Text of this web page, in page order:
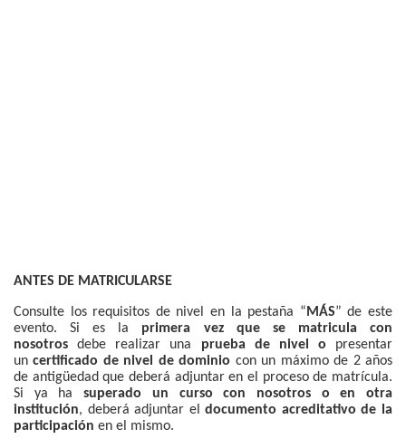
ANTES DE MATRICULARSE
Consulte los requisitos de nivel en la pestaña “ MÁS” de este
evento. Si es la primera vez que se matricula con
nosotros debe realizar una prueba de nivel o presentar
uncertificado de nivel de dominio con un máximo de 2 años
de antigüedad que deberá adjuntar en el proceso de matrícula.
Si ya hasuperado un curso con nosotros o en otra
institución, deberá adjuntar eldocumento acreditativo de la
participación en el mismo.